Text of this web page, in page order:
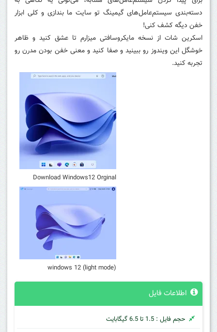
دسته‌بندی سیستم‌عامل‌های گیمینگ تو سایت ما بندازی و کلی ابزار
خفن دیگه کشف کنی!
اسکرین شات از نسخه مایکروسافتی میزارم تا عشق کنید و ظاهر
خوشگل این ویندوز رو ببینید و صفا کنید و معنی خفن بودن مدرن رو
تجربه کنید.
Download Windows12 Orginal
windows 12 (light mode)
اطلاعات فایل
حجم فایل : 1.5 تا 6.5 گیگابایت